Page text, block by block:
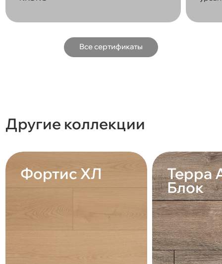
Все сертификаты
Другие коллекции
Фортис ХЛ Терра
Блок